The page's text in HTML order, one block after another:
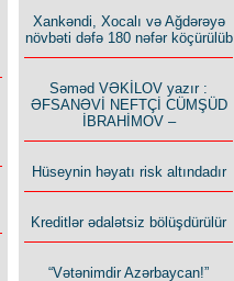
Xankəndi, Xocalı və Ağdərəyə
növbəti dəfə 180 nəfər köçürülüb
Səməd VƏKİLOV yazır :
ƏFSANƏVİ NEFTÇİ CÜMŞÜD
İBRAHİMOV –
Hüseynin həyatı risk altındadır
Kreditlər ədalətsiz bölüşdürülür
“Vətənimdir Azərbaycan!”